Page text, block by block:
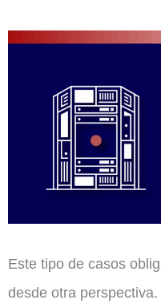
Este tipo de casos
desde otra